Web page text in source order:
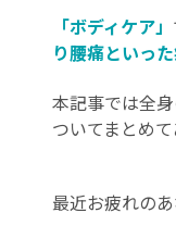
「ボディケア」
り腰痛といっ
本記事では全
ついてまとめて
最近お疲れの